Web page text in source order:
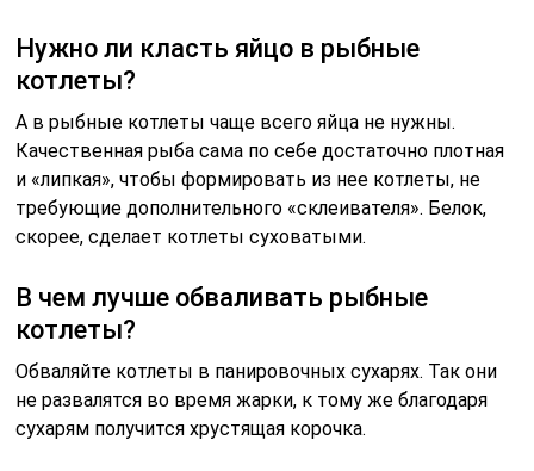
Нужно ли класть яйцо в рыбные
котлеты?
А в рыбные котлеты чаще всего яйца не нужны.
Качественная рыба сама по себе достаточно плотная
и «липкая», чтобы формировать из нее котлеты, не
требующие дополнительного «склеивателя». Белок,
скорее, сделает котлеты суховатыми.
В чем лучше обваливать рыбные
котлеты?
Обваляйте котлеты в панировочных сухарях. Так они
не развалятся во время жарки, к тому же благодаря
сухарям получится хрустящая корочка.